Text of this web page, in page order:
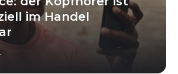
im Handel